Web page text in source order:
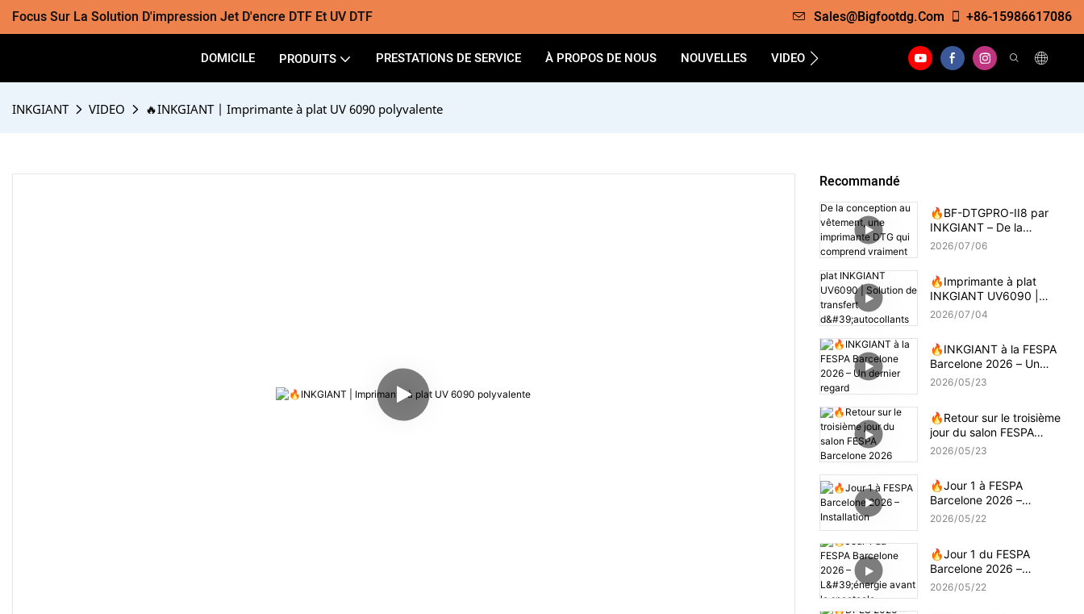
Focus Sur La Solution D'impression Jet D'encre DTF Et UV DTF Sales@bigfootdg.com +86-15986617086
DOMICILE PRODUITS PRESTATIONS DE SERVICE À PROPOS DE NOUS NOUVELLES VIDEO FAQS CONTACTER
INKGIANT VIDEO 🔥INKGIANT | Imprimante à plat UV 6090 polyvalente
Recommandé
🔥BF-DTGPRO-II8 par
INKGIANT – De la
conception au vêtement,
l'impression sur coton.
2026 07 06
🔥Imprimante à plat
INKGIANT UV6090 |
Solution de transfert
2026 07 04
🔥INKGIANT à la FESPA
Barcelone 2026 – Un
dernier regard
2026 05 23
🔥Retour sur le troisième
jour du salon FESPA
Barcelone 2026
2026 05 23
🔥Jour 1 à FESPA
Barcelone 2026 –
Installation
2026 05 22
🔥Jour 1 du FESPA
Barcelone 2026 –
L'énergie avant le
2026 05 22